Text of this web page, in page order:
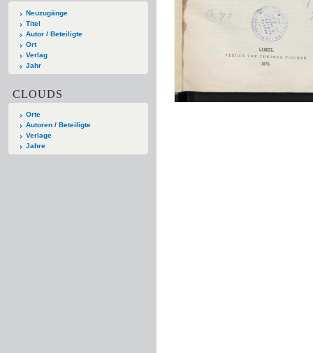
Neuzugänge
Titel
Autor / Beteiligte
Ort
Verlag
Jahr
CLOUDS
Orte
Autoren / Beteiligte
Verlage
Jahre